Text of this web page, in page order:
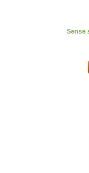
Sense